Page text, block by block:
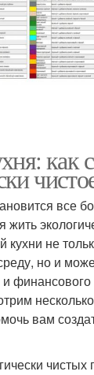
как
все
жить
кухни не
но и
финансового
вам
чистых